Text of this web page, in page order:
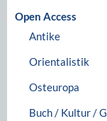
Open Access
Antike
Orientalistik
Osteuropa
Buch / Kultur /